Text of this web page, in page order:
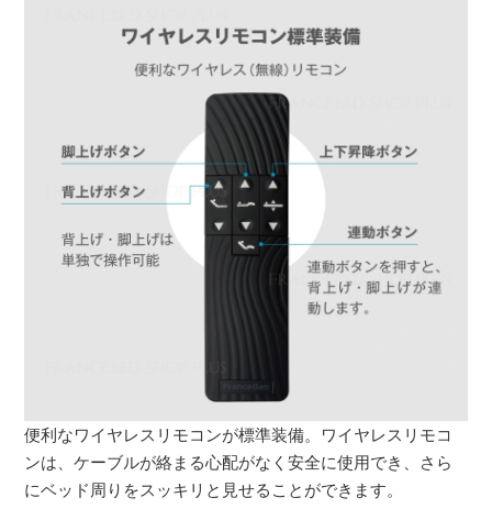
便利なワイヤレスリモコンが標準装備。ワイヤレスリモコ
ンは、ケーブルが絡まる心配がなく安全に使用でき、さら
にベッド周りをスッキリと見せることができます。